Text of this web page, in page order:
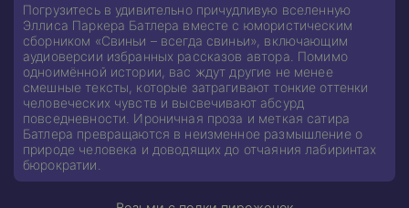
Погрузитесь в удивительно причудливую вселенную
Эллиса Паркера Батлера вместе с юмористическим
сборником «Свиньи – всегда свиньи», включающим
аудиоверсии избранных рассказов автора. Помимо
одноимённой истории, вас ждут другие не менее
смешные тексты, которые затрагивают тонкие оттенки
человеческих чувств и высвечивают абсурд
повседневности. Ироничная проза и меткая сатира
Батлера превращаются в неизменное размышление о
природе человека и доводящих до отчаяния лабиринтах
бюрократии.